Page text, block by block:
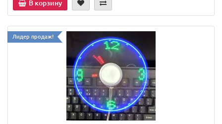
В корзину
Лидер продаж!